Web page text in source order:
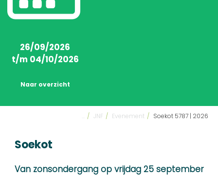
26/09/2026
t/m 04/10/2026
Naar overzicht
/ JNF / Evenement / Soekot 5787 | 2026
Soekot
Van zonsondergang op vrijdag 25 september